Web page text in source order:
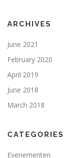
ARCHIVES
June 2021
February 2020
April 2019
June 2018
March 2018
CATEGORIES
Evenementen